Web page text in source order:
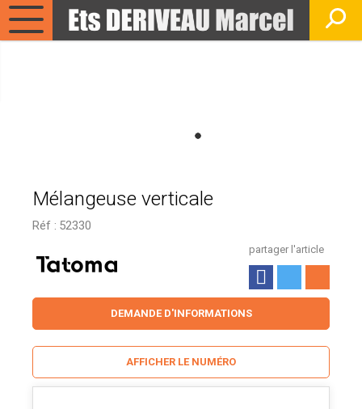
Mélangeuse verticale
Réf : 52330
partager l'article
DEMANDE D'INFORMATIONS
AFFICHER LE NUMÉRO